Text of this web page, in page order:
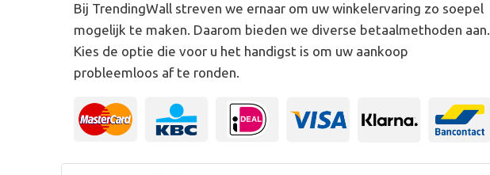
Bij TrendingWall streven we ernaar om uw winkelervaring zo soepel
mogelijk te maken. Daarom bieden we diverse betaalmethoden aan.
Kies de optie die voor u het handigst is om uw aankoop
probleemloos af te ronden.